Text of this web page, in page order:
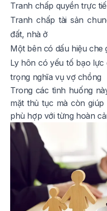
Tranh chấp quyền trực
Tranh chấp tài sản
đất, nhà ở
Một bên có dấu hiệu che
Ly hôn có yếu tố bạo lực
trọng nghĩa vụ vợ chồng
Trong các tình huống
mặt thủ tục mà còn
phù hợp với từng hoàn